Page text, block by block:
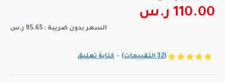
(32 التقييمات) - كتابة تعليق
110.00 ر.س
السعر بدون ضريبة : 95.65 ر.س